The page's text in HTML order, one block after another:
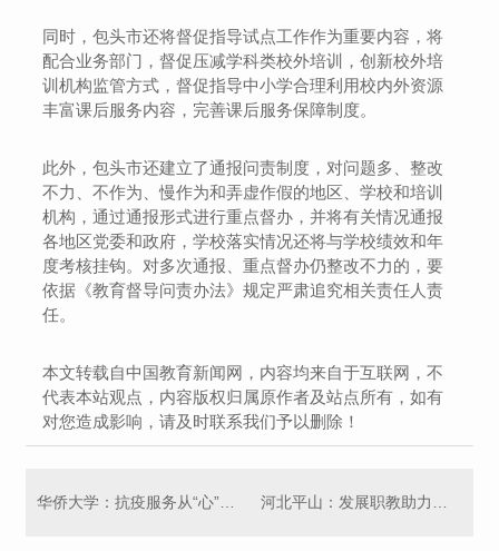
同时，包头市还将督促指导试点工作作为重要内容，将
配合业务部门，督促压减学科类校外培训，创新校外培
训机构监管方式，督促指导中小学合理利用校内外资源
丰富课后服务内容，完善课后服务保障制度。
此外，包头市还建立了通报问责制度，对问题多、整改
不力、不作为、慢作为和弄虚作假的地区、学校和培训
机构，通过通报形式进行重点督办，并将有关情况通报
各地区党委和政府，学校落实情况还将与学校绩效和年
度考核挂钩。对多次通报、重点督办仍整改不力的，要
依据《教育督导问责办法》规定严肃追究相关责任人责
任。
本文转载自中国教育新闻网，内容均来自于互联网，不
代表本站观点，内容版权归属原作者及站点所有，如有
对您造成影响，请及时联系我们予以删除！